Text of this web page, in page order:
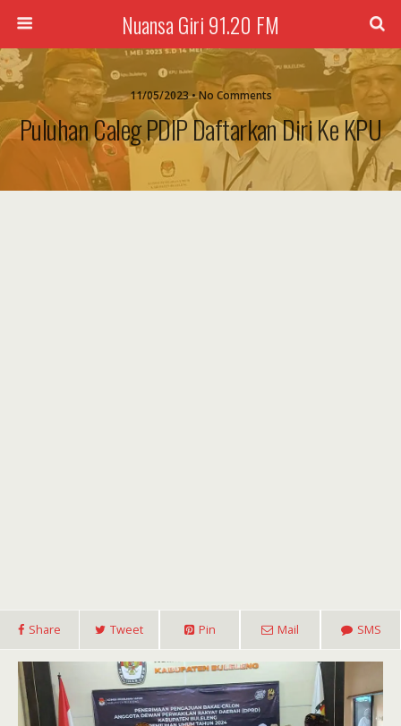
Nuansa Giri 91.20 FM
11/05/2023 • No Comments
Puluhan Caleg PDIP Daftarkan Diri Ke KPU
Share Tweet Pin Mail SMS